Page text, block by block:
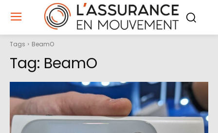
Tags BeamO
Tag: BeamO